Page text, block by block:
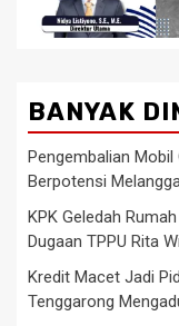
BANYAK
Pengembalian Mobil
Berpotensi
KPK Geledah
Dugaan TPPU Rita
Kredit Macet Jadi
Tenggarong